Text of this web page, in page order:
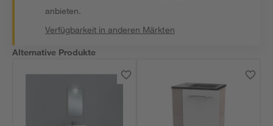
anbieten.
Verfügbarkeit in anderen Märkten
Alternative Produkte